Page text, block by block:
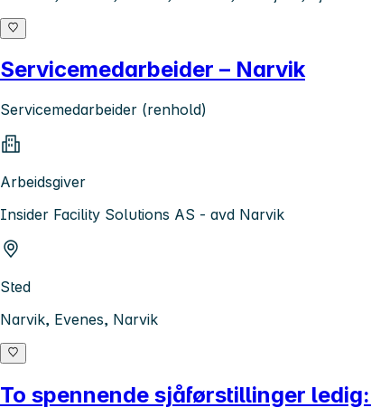
Servicemedarbeider – Narvik
Servicemedarbeider (renhold)
Arbeidsgiver
Insider Facility Solutions AS - avd Narvik
Sted
Narvik, Evenes, Narvik
To spennende sjåførstillinger